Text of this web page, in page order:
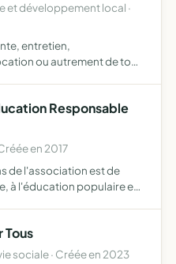
et développement local ·
entretien,
ou autrement de tout
Responsable
en 2017
de l'association est de
à l'éducation populaire et
Tous
sociale · Créée en 2023